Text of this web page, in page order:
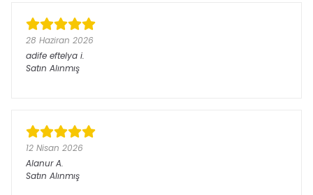
28 Haziran 2026
adife eftelya i.
Satın Alınmış
12 Nisan 2026
Alanur A.
Satın Alınmış